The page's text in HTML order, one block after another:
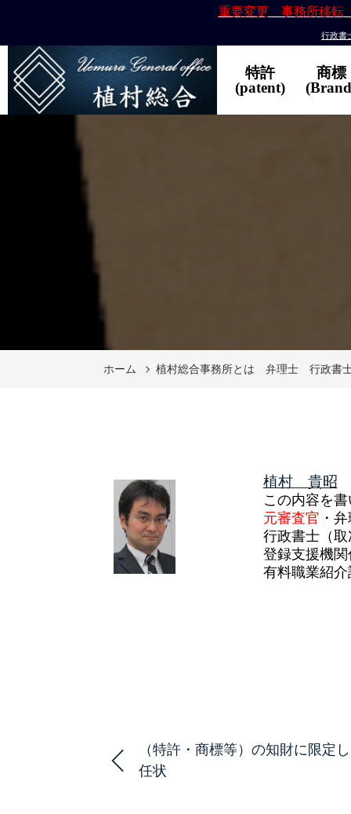
重要変更 事務所移
行政書
特許
(patent)
商標
ホーム 植村総合事務所とは 弁理士 行政書
植村 貴昭
この内容を
元審査官 ・
行政書士（
登録支援機関
有料職業紹
（特許・商標等）の知財に限定
任状